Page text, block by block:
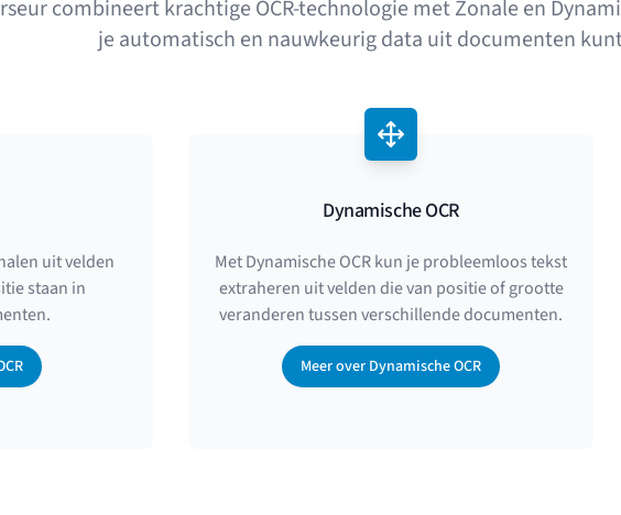
combineert krachtige OCR-technologie met Zonale en
je automatisch en nauwkeurig data uit documenten
uit velden
staan in
Dynamische OCR
Met Dynamische OCR kun je probleemloos tekst
extraheren uit velden die van positie of grootte
veranderen tussen verschillende documenten.
Meer over Dynamische OCR